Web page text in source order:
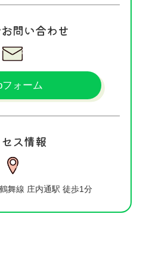
問い合わせ
フォーム
ス情報
舞線 庄内通駅 徒歩1分